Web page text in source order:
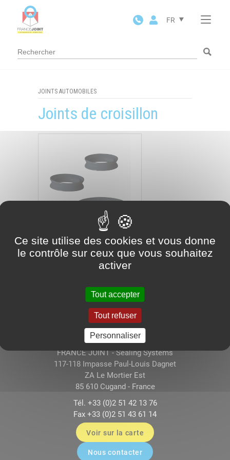
FR
JOINTS AUTOMOBILES
Joints de croisillon
Description
joints de croisillonsont des joints sur-mesure
FRANCE JOINT - Sealing Systems
117-118 Impasse Paul-Louis Dagnet
ZA Le Mortier Est
85 610 Cugand - France
Tél. +33 (0)2 51 42 13 76
Fax +33 (0)2 51 43 61 14
Voir sur la carte
Nous contacter
Ce site utilise des cookies et vous donne
le contrôle sur ceux que vous souhaitez
activer
Tout accepter
Tout refuser
Personnaliser